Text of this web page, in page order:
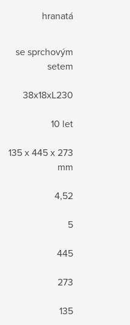
hranatá
se sprchovým
setem
38x18xL230
10 let
135 x 445 x 273
mm
4,52
5
445
273
135